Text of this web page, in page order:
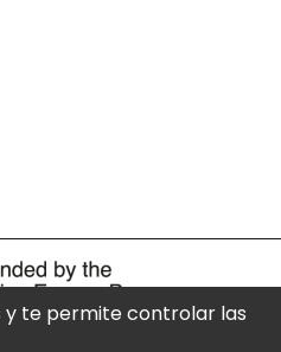
y te permite controlar las